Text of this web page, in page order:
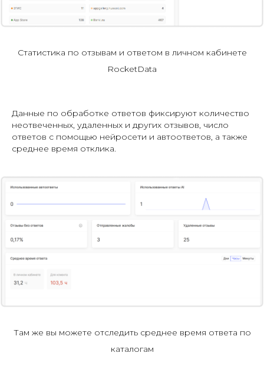
Статистика по отзывам и ответом в личном кабинете
RocketData
Данные по обработке ответов фиксируют количество
неотвеченных, удаленных и других отзывов, число
ответов с помощью нейросети и автоответов, а также
среднее время отклика.
Там же вы можете отследить среднее время ответа по
каталогам